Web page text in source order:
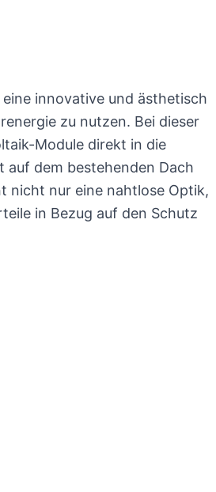
innovative und ästhetisch
zu nutzen. Bei dieser
Module direkt in die
dem bestehenden Dach
nicht nur eine nahtlose Optik,
in Bezug auf den Schutz